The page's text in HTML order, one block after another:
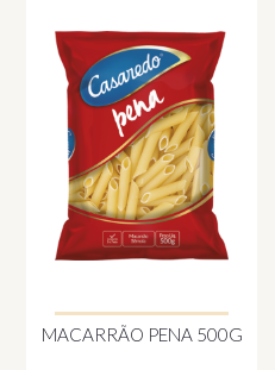
MACARRÃO PENA 500G